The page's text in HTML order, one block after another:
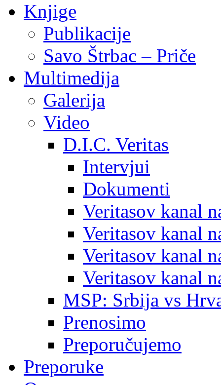
Knjige
Publikacije
Savo Štrbac – Priče
Multimedija
Galerija
Video
D.I.C. Veritas
Intervjui
Dokumenti
Veritasov kanal
Veritasov kanal
Veritasov kanal
Veritasov kanal
MSP: Srbija vs
Prenosimo
Preporučujemo
Preporuke